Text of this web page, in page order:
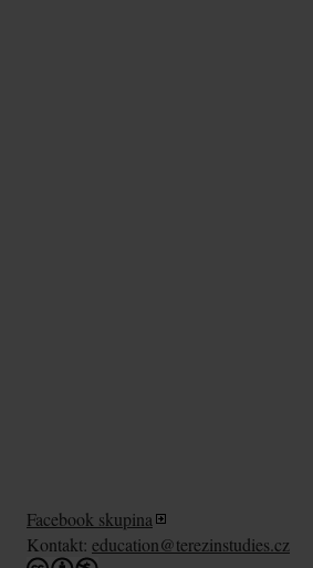
Facebook skupina
Kontakt: education@terezinstudies.cz